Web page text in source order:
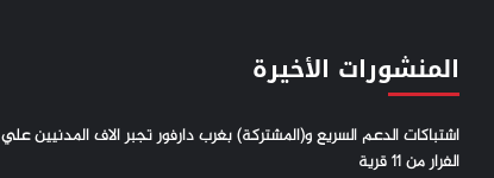
المنشورات الأخيرة
اشتباكات الدعم السريع و(المشتركة) بغرب دارفور تجبر الاف المدنيين علي
الفرار من 11 قرية